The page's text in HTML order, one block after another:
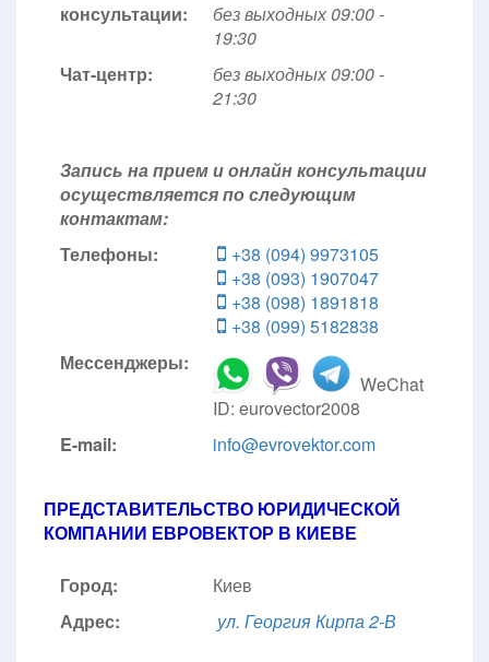
консультации:
без выходных 09:00 -
19:30
Чат-центр:
без выходных 09:00 -
21:30
Запись на прием и онлайн консультации
осуществляется по следующим
контактам:
Телефоны:
+38 (094) 9973105
+38 (093) 1907047
+38 (098) 1891818
+38 (099) 5182838
Мессенджеры:
WeChat
ID: eurovector2008
E-mail:
info@evrovektor.com
ПРЕДСТАВИТЕЛЬСТВО ЮРИДИЧЕСКОЙ
КОМПАНИИ ЕВРОВЕКТОР В КИЕВЕ
Город:
Киев
Адрес:
ул. Георгия Кирпа 2-В